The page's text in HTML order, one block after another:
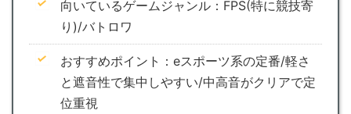
向いているゲームジャンル：FPS(特に競技寄
り)/バトロワ
おすすめポイント：eスポーツ系の定番/軽さ
と遮音性で集中しやすい/中高音がクリアで定
位重視